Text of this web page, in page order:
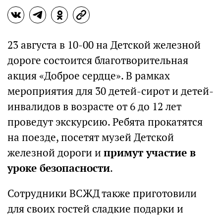
23 августа в 10-00 на Детской железной
дороге состоится благотворительная
акция «Доброе сердце». В рамках
мероприятия для 30 детей-сирот и детей-
инвалидов в возрасте от 6 до 12 лет
проведут экскурсию. Ребята прокатятся
на поезде, посетят музей Детской
железной дороги и примут участие в
уроке безопасности.
Сотрудники ВСЖД также приготовили
для своих гостей сладкие подарки и